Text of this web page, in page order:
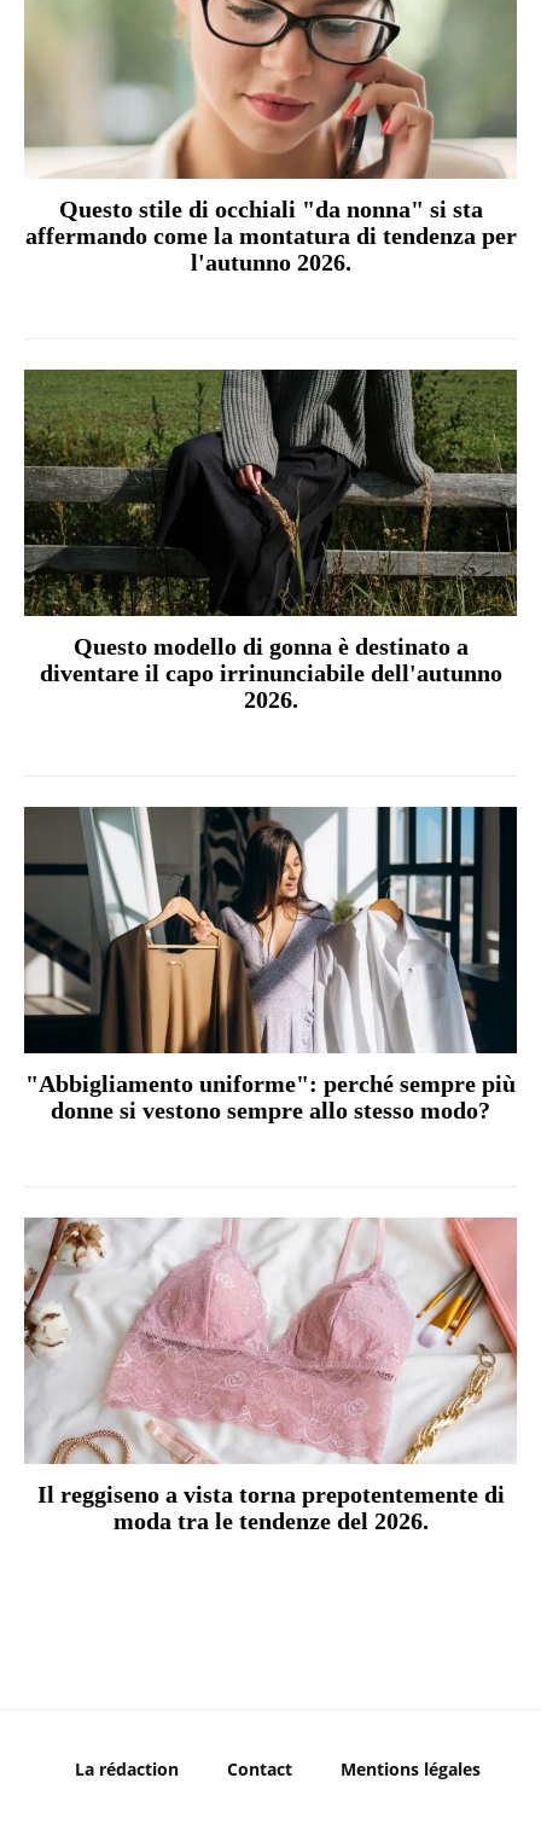
Questo stile di occhiali "da nonna" si sta
affermando come la montatura di tendenza per
l'autunno 2026.
Questo modello di gonna è destinato a
diventare il capo irrinunciabile dell'autunno
2026.
"Abbigliamento uniforme": perché sempre più
donne si vestono sempre allo stesso modo?
Il reggiseno a vista torna prepotentemente di
moda tra le tendenze del 2026.
La rédaction Contact Mentions légales